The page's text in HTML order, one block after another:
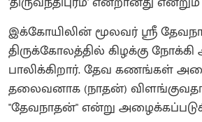
இக்கோயிலின் மூலவர் ஸ்ரீ
திருக்கோலத்தில் கிழக்கு
பாலிக்கிறார். தேவ கணங்கள்
தலைவனாக (நாதன்)
"தேவநாதன்" என்று